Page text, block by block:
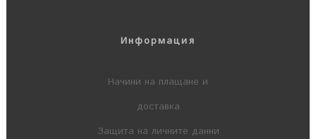
Информация
Начини на плащане и
доставка
Защита на личните данни